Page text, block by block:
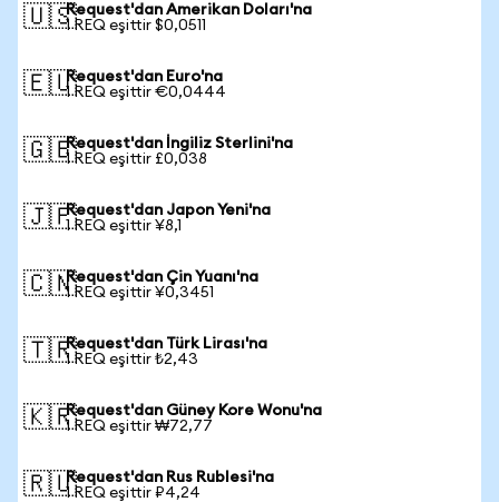
🇺🇸Request'dan Amerikan Doları'na
1 REQ eşittir $0,0511
🇪🇺Request'dan Euro'na
1 REQ eşittir €0,0444
🇬🇧Request'dan İngiliz Sterlini'na
1 REQ eşittir £0,038
🇯🇵Request'dan Japon Yeni'na
1 REQ eşittir ¥8,1
🇨🇳Request'dan Çin Yuanı'na
1 REQ eşittir ¥0,3451
🇹🇷Request'dan Türk Lirası'na
1 REQ eşittir ₺2,43
🇰🇷Request'dan Güney Kore Wonu'na
1 REQ eşittir ₩72,77
🇷🇺Request'dan Rus Rublesi'na
1 REQ eşittir ₽4,24